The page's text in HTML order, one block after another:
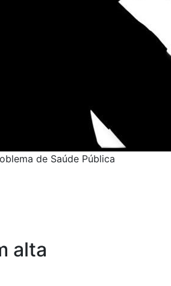
de Saúde Pública
alta